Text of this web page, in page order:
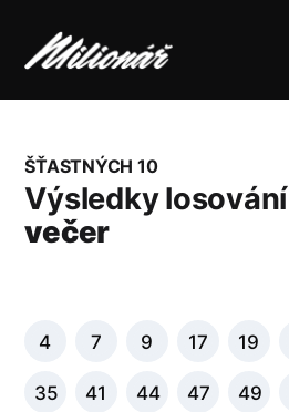
ŠŤASTNÝCH 10
Výsledky losování
večer
4 7 9 17 19
35 41 44 47 49